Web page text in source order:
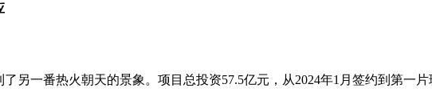
另一番热火朝天的景象。项目总投资57.5亿元，从2024年1月签约到第一